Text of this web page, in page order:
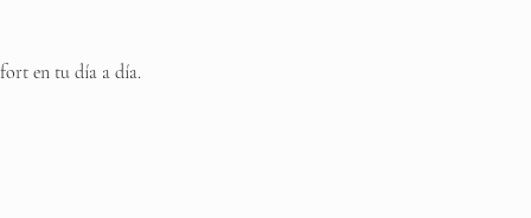
en tu día a día.